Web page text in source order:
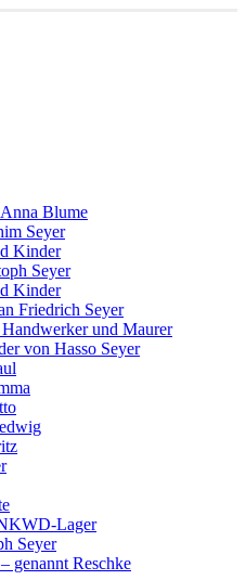
Blume
Seyer
Kinder
Seyer
Kinder
Friedrich Seyer
und Maurer
von Hasso Seyer
Lager
Seyer
genannt Reschke